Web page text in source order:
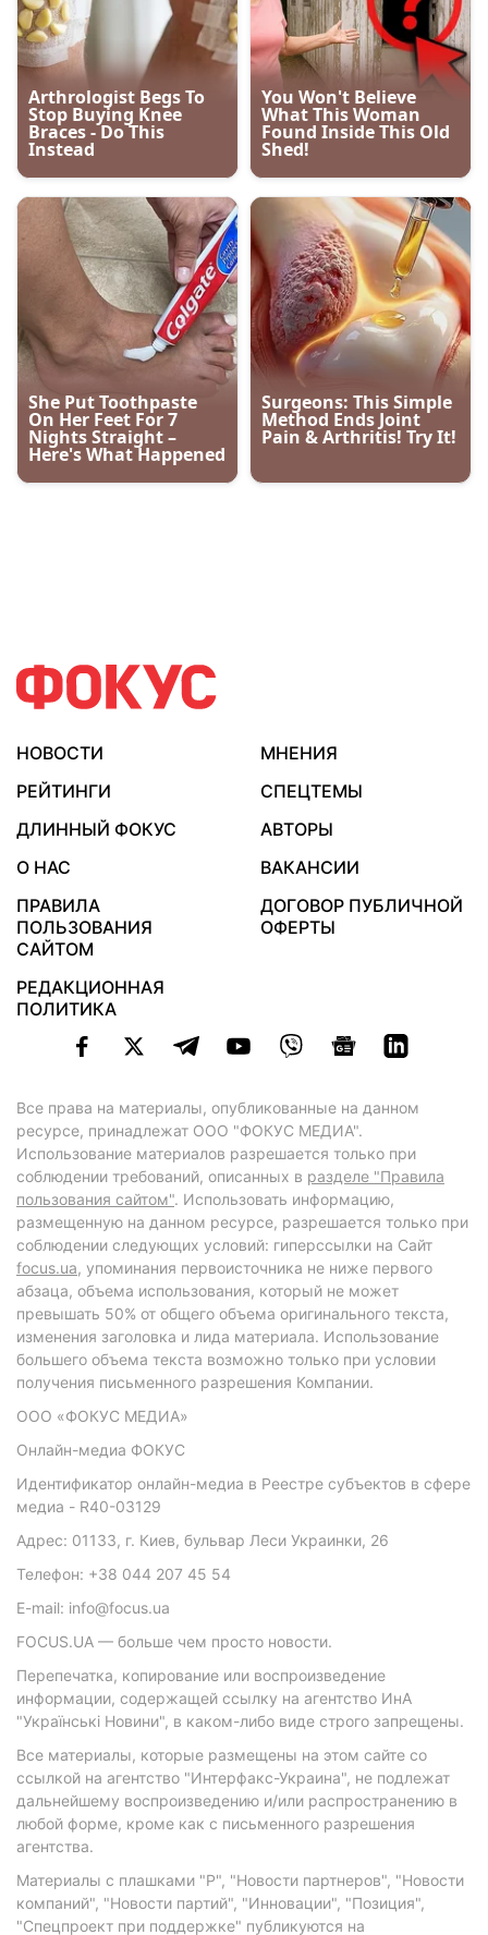
НОВОСТИ
МНЕНИЯ
РЕЙТИНГИ
СПЕЦТЕМЫ
ДЛИННЫЙ ФОКУС
АВТОРЫ
О НАС
ВАКАНСИИ
ПРАВИЛА
ПОЛЬЗОВАНИЯ
САЙТОМ
ДОГОВОР ПУБЛИЧНОЙ
ОФЕРТЫ
РЕДАКЦИОННАЯ
ПОЛИТИКА
Все права на материалы, опубликованные на данном
ресурсе, принадлежат ООО "ФОКУС МЕДИА".
Использование материалов разрешается только при
соблюдении требований, описанных в разделе "Правила
пользования сайтом". Использовать информацию,
размещенную на данном ресурсе, разрешается только при
соблюдении следующих условий: гиперссылки на Сайт
focus.ua, упоминания первоисточника не ниже первого
абзаца, объема использования, который не может
превышать 50% от общего объема оригинального текста,
изменения заголовка и лида материала. Использование
большего объема текста возможно только при условии
получения письменного разрешения Компании.
ООО «ФОКУС МЕДИА»
Онлайн-медиа ФОКУС
Идентификатор онлайн-медиа в Реестре субъектов в сфере
медиа - R40-03129
Адрес: 01133, г. Киев, бульвар Леси Украинки, 26
Телефон: +38 044 207 45 54
E-mail: info@focus.ua
FOCUS.UA — больше чем просто новости.
Перепечатка, копирование или воспроизведение
информации, содержащей ссылку на агентство ИнА
"Українські Новини", в каком-либо виде строго запрещены.
Все материалы, которые размещены на этом сайте со
ссылкой на агентство "Интерфакс-Украина", не подлежат
дальнейшему воспроизведению и/или распространению в
любой форме, кроме как с письменного разрешения
агентства.
Материалы с плашками "Р", "Новости партнеров", "Новости
компаний", "Новости партий", "Инновации", "Позиция",
"Спецпроект при поддержке" публикуются на